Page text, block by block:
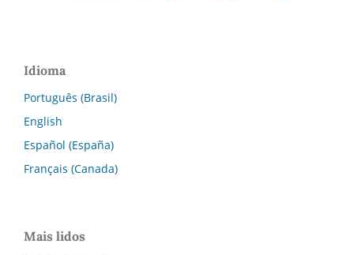
Idioma
Português (Brasil)
English
Español (España)
Français (Canada)
Mais lidos